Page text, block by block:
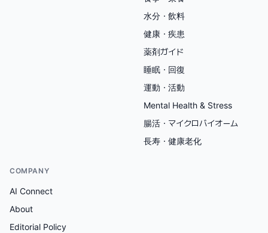
水分・飲料
健康・疾患
薬剤ガイド
睡眠・回復
運動・活動
Mental Health & Stress
腸活・マイクロバイオーム
長寿・健康老化
COMPANY
AI Connect
About
Editorial Policy